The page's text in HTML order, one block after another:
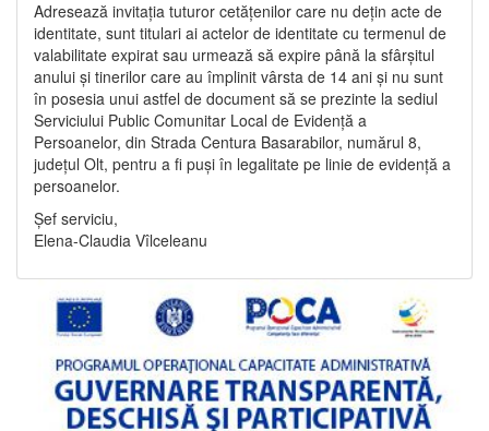
Adresează invitația tuturor cetățenilor care nu dețin acte de
identitate, sunt titulari ai actelor de identitate cu termenul de
valabilitate expirat sau urmează să expire până la sfârșitul
anului și tinerilor care au împlinit vârsta de 14 ani și nu sunt
în posesia unui astfel de document să se prezinte la sediul
Serviciului Public Comunitar Local de Evidență a
Persoanelor, din Strada Centura Basarabilor, numărul 8,
județul Olt, pentru a fi puși în legalitate pe linie de evidență a
persoanelor.
Șef serviciu,
Elena-Claudia Vîlceleanu